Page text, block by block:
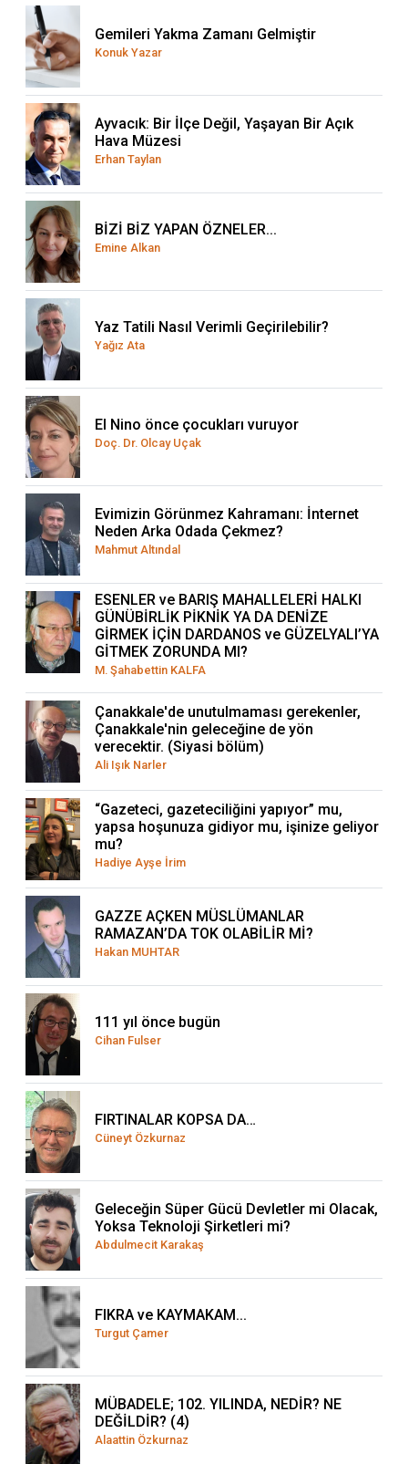
Gemileri Yakma Zamanı Gelmiştir
Konuk Yazar
Ayvacık: Bir İlçe Değil, Yaşayan Bir Açık
Hava Müzesi
Erhan Taylan
BİZİ BİZ YAPAN ÖZNELER...
Emine Alkan
Yaz Tatili Nasıl Verimli Geçirilebilir?
Yağız Ata
El Nino önce çocukları vuruyor
Doç. Dr. Olcay Uçak
Evimizin Görünmez Kahramanı: İnternet
Neden Arka Odada Çekmez?
Mahmut Altındal
ESENLER ve BARIŞ MAHALLELERİ HALKI
GÜNÜBİRLİK PİKNİK YA DA DENİZE
GİRMEK İÇİN DARDANOS ve GÜZELYALI’YA
GİTMEK ZORUNDA MI?
M. Şahabettin KALFA
Çanakkale'de unutulmaması gerekenler,
Çanakkale'nin geleceğine de yön
verecektir. (Siyasi bölüm)
Ali Işık Narler
“Gazeteci, gazeteciliğini yapıyor” mu,
yapsa hoşunuza gidiyor mu, işinize geliyor
mu?
Hadiye Ayşe İrim
GAZZE AÇKEN MÜSLÜMANLAR
RAMAZAN’DA TOK OLABİLİR Mİ?
Hakan MUHTAR
111 yıl önce bugün
Cihan Fulser
FIRTINALAR KOPSA DA…
Cüneyt Özkurnaz
Geleceğin Süper Gücü Devletler mi Olacak,
Yoksa Teknoloji Şirketleri mi?
Abdulmecit Karakaş
FIKRA ve KAYMAKAM...
Turgut Çamer
MÜBADELE; 102. YILINDA, NEDİR? NE
DEĞİLDİR? (4)
Alaattin Özkurnaz